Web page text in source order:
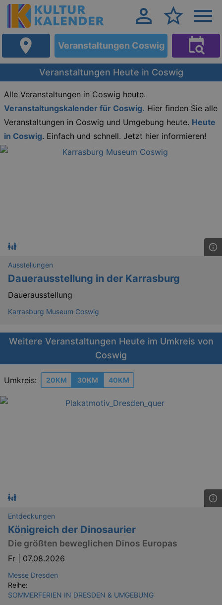
Veranstaltungen Coswig
Veranstaltungen Heute in Coswig
Alle Veranstaltungen in Coswig heute.
Veranstaltungskalender für Coswig. Hier finden Sie alle
Veranstaltungen in Coswig und Umgebung heute. Heute
in Coswig. Einfach und schnell. Jetzt hier informieren!
Ausstellungen
Dauerausstellung in der Karrasburg
Dauerausstellung
Karrasburg Museum Coswig
Weitere Veranstaltungen Heute im Umkreis von
Coswig
Umkreis: 20KM 30KM 40KM
Entdeckungen
Königreich der Dinosaurier
Die größten beweglichen Dinos Europas
Fr | 07.08.2026
Messe Dresden
Reihe:
SOMMERFERIEN IN DRESDEN & UMGEBUNG